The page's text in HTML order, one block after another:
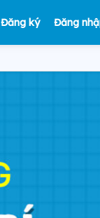
Đăng ký Đăng